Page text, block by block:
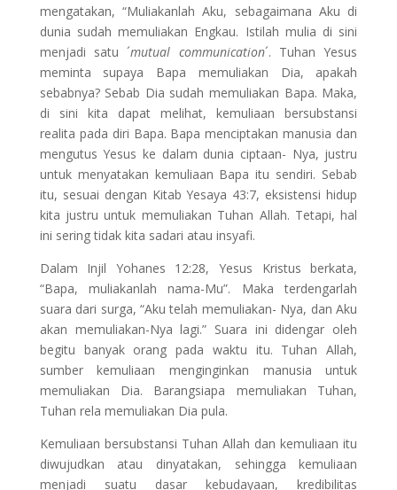
mengatakan, “Muliakanlah Aku, sebagaimana Aku di
dunia sudah memuliakan Engkau. Istilah mulia di sini
menjadi satu ´mutual communication´. Tuhan Yesus
meminta supaya Bapa memuliakan Dia, apakah
sebabnya? Sebab Dia sudah memuliakan Bapa. Maka,
di sini kita dapat melihat, kemuliaan bersubstansi
realita pada diri Bapa. Bapa menciptakan manusia dan
mengutus Yesus ke dalam dunia ciptaan- Nya, justru
untuk menyatakan kemuliaan Bapa itu sendiri. Sebab
itu, sesuai dengan Kitab Yesaya 43:7, eksistensi hidup
kita justru untuk memuliakan Tuhan Allah. Tetapi, hal
ini sering tidak kita sadari atau insyafi.
Dalam Injil Yohanes 12:28, Yesus Kristus berkata,
“Bapa, muliakanlah nama-Mu”. Maka terdengarlah
suara dari surga, “Aku telah memuliakan- Nya, dan Aku
akan memuliakan-Nya lagi.” Suara ini didengar oleh
begitu banyak orang pada waktu itu. Tuhan Allah,
sumber kemuliaan menginginkan manusia untuk
memuliakan Dia. Barangsiapa memuliakan Tuhan,
Tuhan rela memuliakan Dia pula.
Kemuliaan bersubstansi Tuhan Allah dan kemuliaan itu
diwujudkan atau dinyatakan, sehingga kemuliaan
menjadi suatu dasar kebudayaan, kredibilitas